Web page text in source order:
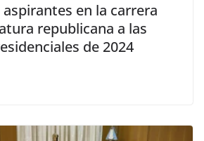
aspirantes en la carrera
republicana a las
de 2024